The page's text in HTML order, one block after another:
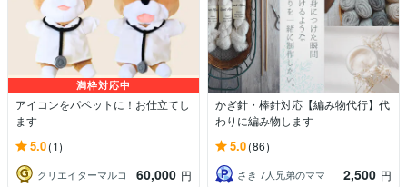
満枠対応中
アイコンをパペットに！お仕立てし
ます
5.0(1)
クリエイターマルコ 60,000 円
かぎ針・棒針対応【編み物代行】代
わりに編み物します
5.0(86)
さき 7人兄弟のママ 2,500 円